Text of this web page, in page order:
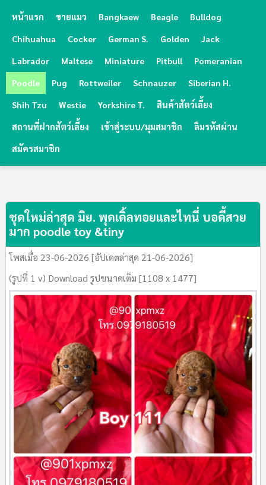
หน้าแรก ขายแมว Bangkaew Beagle Bulldog
Chihuahua Cocker German S. Golden Jack
Labrador Maltese Miniature Pitbull Pomeranian
Poodle Pug Rottweiler Schnauzer Siberian H.
Shih Tzu Westie Yorkshire T. สินค้าสัตว์เลี้ยง
สถานที่ฝากสัตว์เลี้ยง เข้าสู่ระบบ/มุมสมาชิก ลืมรหัสผ่าน
สมัครสมาชิก
ชุดใหม่ล่าสุด มิย. พุดเดิ้ลทอยและไทนี่ บอดี้สวย
มาก poodle toy &tiny
โพสเมื่อ 23-06-2026 [อัปเดตล่าสุด 21-06-2026]
(รูปที่ 1 v) Download รูปขนาดเต็ม [1108 x 1477]